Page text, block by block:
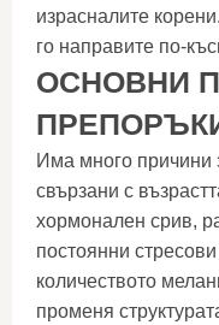
израсналите
го направите по-
ОСНОВНИ
Има много причини
свързани с
хормонален срив,
постоянни
количеството
променя